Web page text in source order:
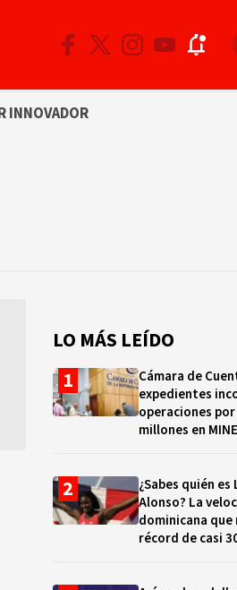
INNOVADOR
LO MÁS LEÍDO
Cámara de
expedientes
operaciones por
millones en
¿Sabes quién es
Alonso? La
dominicana que
récord de casi